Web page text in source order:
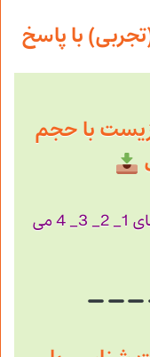
با پاسخ
زیست با حجم
فایل بالا شامل فصل های 1_ 2_ 3_ 4 می